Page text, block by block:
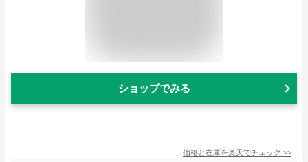
ショップでみる
価格と在庫を楽天でチェック >>